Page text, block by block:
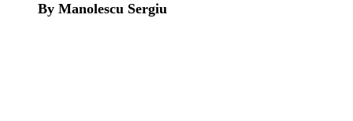
By Manolescu Sergiu